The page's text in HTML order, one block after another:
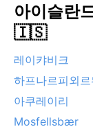
아이슬란
🇮🇸
레이캬비크
하프나르피외르
아쿠레이리
Mosfellsbær